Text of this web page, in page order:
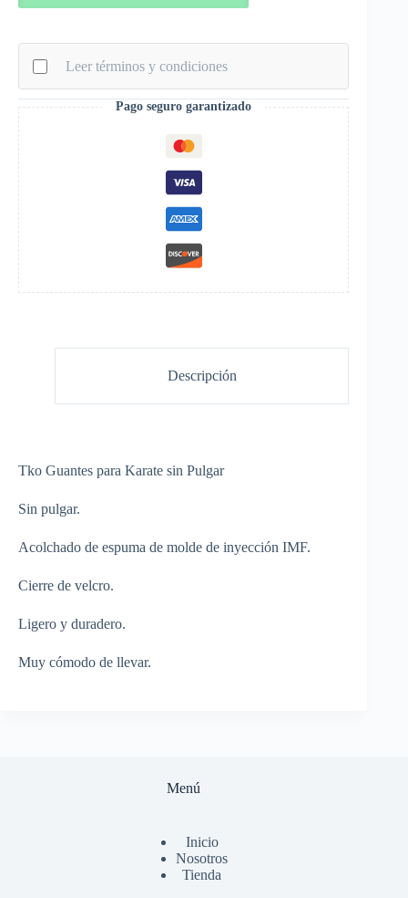
sin
Leer términos y condiciones
Pago seguro garantizado
Descripción
Tko Guantes para Karate sin Pulgar
Sin pulgar.
Acolchado de espuma de molde de inyección IMF.
Cierre de velcro.
Ligero y duradero.
Muy cómodo de llevar.
Menú
Inicio
Nosotros
Tienda